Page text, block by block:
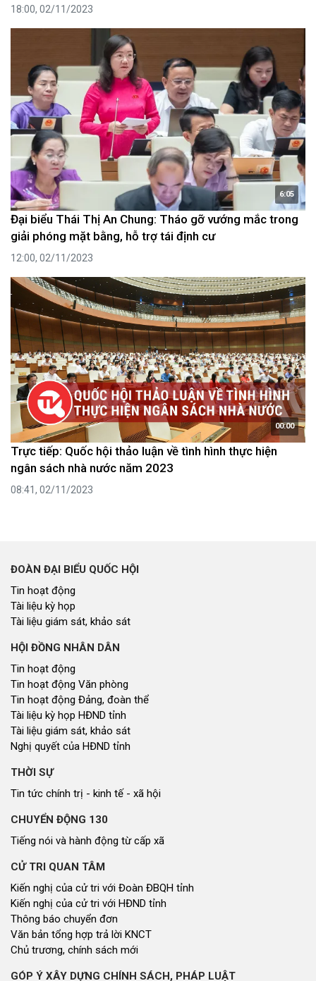
18:00, 02/11/2023
6:05
Đại biểu Thái Thị An Chung: Tháo gỡ vướng mắc trong
giải phóng mặt bằng, hỗ trợ tái định cư
12:00, 02/11/2023
00:00
Trực tiếp: Quốc hội thảo luận về tình hình thực hiện
ngân sách nhà nước năm 2023
08:41, 02/11/2023
ĐOÀN ĐẠI BIỂU QUỐC HỘI
Tin hoạt động
Tài liệu kỳ họp
Tài liệu giám sát, khảo sát
HỘI ĐỒNG NHÂN DÂN
Tin hoạt động
Tin hoạt động Văn phòng
Tin hoạt động Đảng, đoàn thể
Tài liệu kỳ họp HĐND tỉnh
Tài liệu giám sát, khảo sát
Nghị quyết của HĐND tỉnh
THỜI SỰ
Tin tức chính trị - kinh tế - xã hội
CHUYỂN ĐỘNG 130
Tiếng nói và hành động từ cấp xã
CỬ TRI QUAN TÂM
Kiến nghị của cử tri với Đoàn ĐBQH tỉnh
Kiến nghị của cử tri với HĐND tỉnh
Thông báo chuyển đơn
Văn bản tổng hợp trả lời KNCT
Chủ trương, chính sách mới
GÓP Ý XÂY DỰNG CHÍNH SÁCH, PHÁP LUẬT